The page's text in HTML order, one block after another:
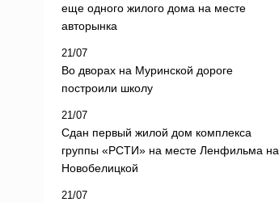
еще одного жилого дома на месте
авторынка
21/07
Во дворах на Муринской дороге
построили школу
21/07
Сдан первый жилой дом комплекса
группы «РСТИ» на месте Ленфильма на
Новобелицкой
21/07